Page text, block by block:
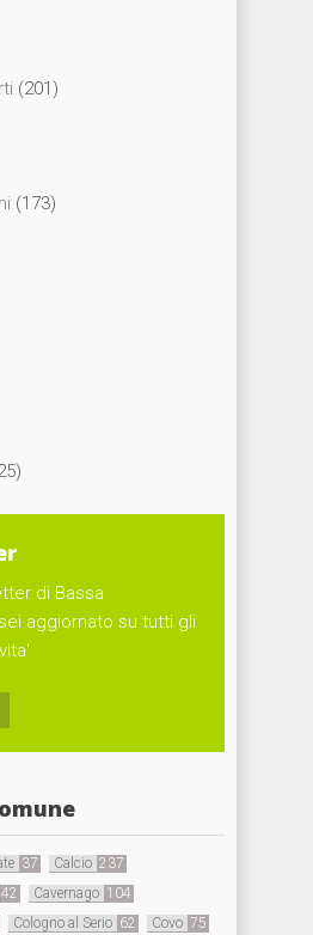
(201)
(173)
di Bassa
aggiornato su tutti gli
37 Calcio 237
42 Cavernago 104
Cologno al Serio 62 Covo 75